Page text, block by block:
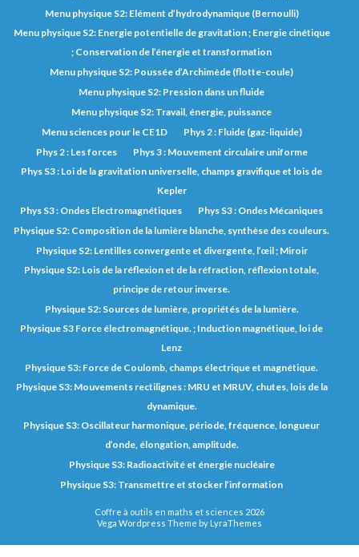
Menu physique S2: Elément d’hydrodynamique (Bernoulli)
Menu physique S2: Energie potentielle de gravitation ; Energie cinétique
; Conservation de l’énergie et transformation
Menu physique S2: Poussée d’Archimède (flotte-coule)
Menu physique S2: Pression dans un fluide
Menu physique S2: Travail, énergie, puissance
Menu sciences pour le CE1D
Phys 2 : Fluide (gaz-liquide)
Phys 2 : Les forces
Phys 3 : Mouvement circulaire uniforme
Phys S3 : Loi de la gravitation universelle, champs gravifique et lois de
Kepler
Phys S3 : Ondes Electromagnétiques
Phys S3 : Ondes Mécaniques
Physique S2: Composition de la lumière blanche, synthèse des couleurs.
Physique S2: Lentilles convergente et divergente, l’œil ; Miroir
Physique S2: Lois de la réflexion et de la réfraction, réflexion totale,
principe de retour inverse.
Physique S2: Sources de lumière, propriétés de la lumière.
Physique S3 Force électromagnétique. ; Induction magnétique, loi de
Lenz
Physique S3: Force de Coulomb, champs électrique et magnétique.
Physique S3: Mouvements rectilignes : MRU et MRUV, chutes, lois de la
dynamique.
Physique S3: Oscillateur harmonique, période, fréquence, longueur
d’onde, élongation, amplitude.
Physique S3: Radioactivité et énergie nucléaire
Physique S3: Transmettre et stocker l’information
Coffre à outils en maths et sciences 2026
Vega Wordpress Theme by LyraThemes